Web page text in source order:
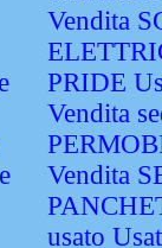
Vendita
PRIDE
Vendita
Vendita
usato